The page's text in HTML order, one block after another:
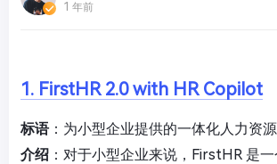
1 年前
1. FirstHR 2.0 with HR Copilot
标语：为小型企业提供的一体化人力资
介绍 ：对于小型企业来说，FirstHR 是